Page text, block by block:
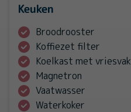
Keuken
Broodrooster
Koffiezet filter
Koelkast met vriesvak
Magnetron
Vaatwasser
Waterkoker